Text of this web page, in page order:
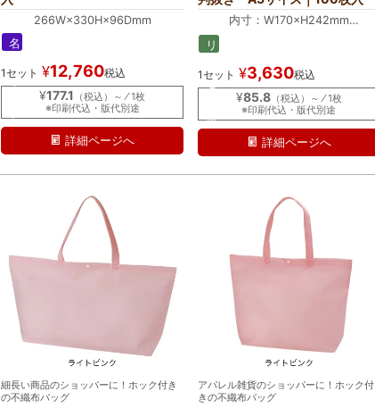
266W×330H×96Dmm
名
れ
｜
ミ
1セット ¥12,760税込
¥177.1 （税込）～ ⁄ 1枚
※印刷代込・版代別途
詳細ページへ
内寸：W170×H242mm
リ
ー
タ
専
1セット ¥3,630税込
¥85.8（税込）～ ⁄ 1枚
※印刷代込・版代別途
詳細ページへ
細長い商品のショッパーに！ホック付き
の不織布バッグ
アパレル雑貨のショッパーに！ホック付
きの不織布バッグ